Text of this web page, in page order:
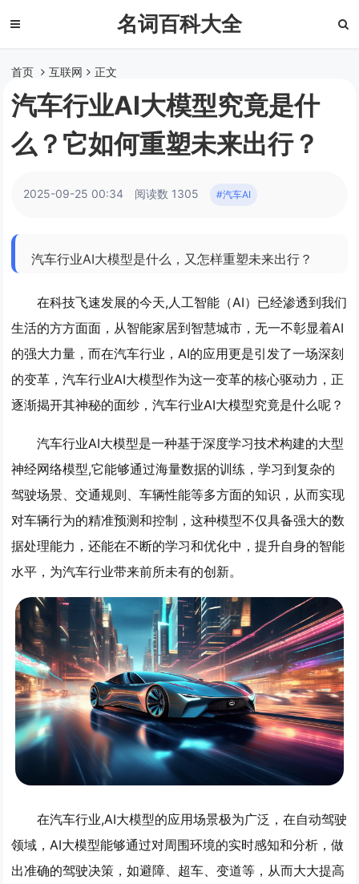
名词百科大全
首页 互联网 正文
汽车行业AI大模型究竟是什
么？它如何重塑未来出行？
2025-09-25 00:34 阅读数 1305 #汽车AI
汽车行业AI大模型是什么，又怎样重塑未来出行？
在科技飞速发展的今天,人工智能（AI）已经渗透到我们
生活的方方面面，从智能家居到智慧城市，无一不彰显着AI
的强大力量，而在汽车行业，AI的应用更是引发了一场深刻
的变革，汽车行业AI大模型作为这一变革的核心驱动力，正
逐渐揭开其神秘的面纱，汽车行业AI大模型究竟是什么呢？
汽车行业AI大模型是一种基于深度学习技术构建的大型
神经网络模型,它能够通过海量数据的训练，学习到复杂的
驾驶场景、交通规则、车辆性能等多方面的知识，从而实现
对车辆行为的精准预测和控制，这种模型不仅具备强大的数
据处理能力，还能在不断的学习和优化中，提升自身的智能
水平，为汽车行业带来前所未有的创新。
在汽车行业,AI大模型的应用场景极为广泛，在自动驾驶
领域，AI大模型能够通过对周围环境的实时感知和分析，做
出准确的驾驶决策，如避障、超车、变道等，从而大大提高